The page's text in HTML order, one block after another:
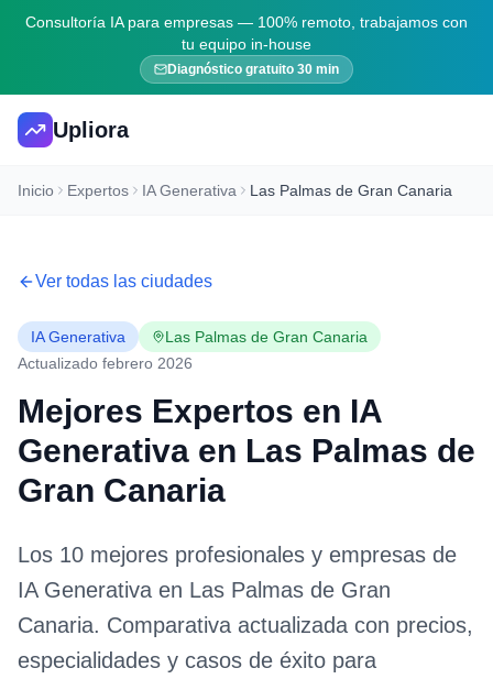
Consultoría IA para empresas — 100% remoto, trabajamos con
tu equipo in-house
Diagnóstico gratuito 30 min
Upliora
Inicio Expertos IA Generativa Las Palmas de Gran Canaria
Ver todas las ciudades
IA Generativa
Las Palmas de Gran Canaria
Actualizado febrero 2026
Mejores Expertos en IA
Generativa en Las Palmas de
Gran Canaria
Los 10 mejores profesionales y empresas de
IA Generativa en Las Palmas de Gran
Canaria. Comparativa actualizada con precios,
especialidades y casos de éxito para